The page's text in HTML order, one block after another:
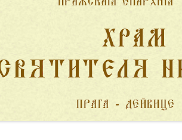
ВЕНЧАНИЕ